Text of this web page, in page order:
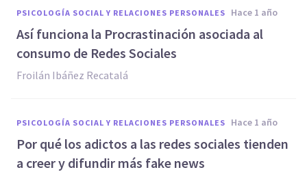
PSICOLOGÍA SOCIAL Y RELACIONES PERSONALES hace 1 año
Así funciona la Procrastinación asociada al
consumo de Redes Sociales
Froilán Ibáñez Recatalá
PSICOLOGÍA SOCIAL Y RELACIONES PERSONALES hace 1 año
Por qué los adictos a las redes sociales tienden
a creer y difundir más fake news